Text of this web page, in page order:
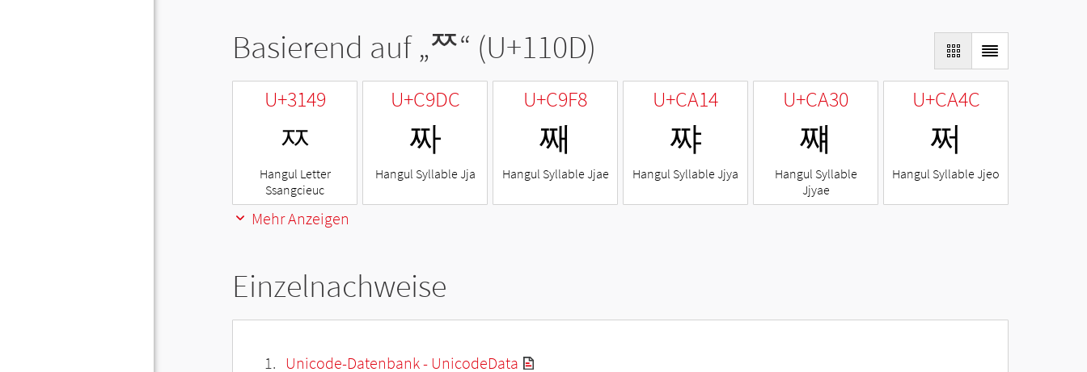
Basierend auf „ᄍ“ (U+110D)
U+3149
ㅉ
Hangul Letter
Ssangcieuc
U+C9DC
짜
Hangul Syllable Jja
U+C9F8
째
Hangul Syllable Jjae
U+CA14
쨔
Hangul Syllable Jjya
U+CA30
쨰
Hangul Syllable
Jjyae
U+CA4C
쩌
Hangul Syllable Jjeo
Mehr Anzeigen
Einzelnachweise
Unicode-Datenbank - UnicodeData